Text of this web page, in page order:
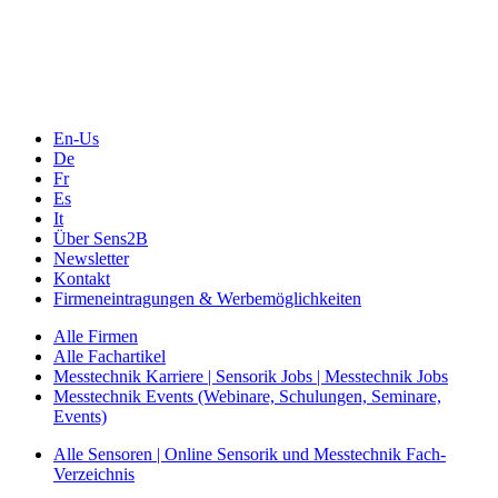
En-Us
De
Fr
Es
It
Über Sens2B
Newsletter
Kontakt
Firmeneintragungen & Werbemöglichkeiten
Alle Firmen
Alle Fachartikel
Messtechnik Karriere | Sensorik Jobs | Messtechnik Jobs
Messtechnik Events (Webinare, Schulungen, Seminare,
Events)
Alle Sensoren | Online Sensorik und Messtechnik Fach-
Verzeichnis